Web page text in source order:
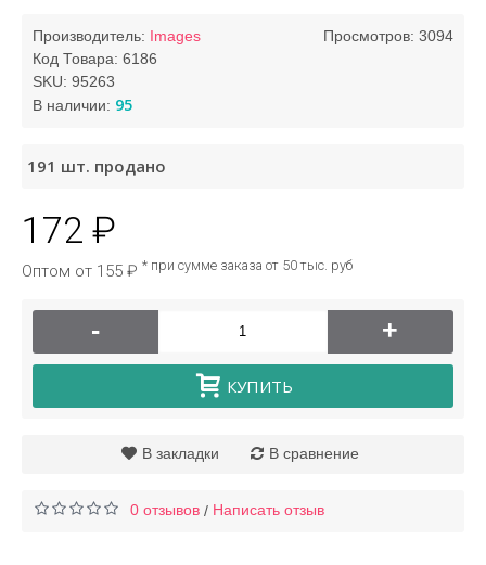
Просмотров: 3094
Производитель: Images
Код Товара: 6186
SKU: 95263
В наличии: 95
191 шт. продано
172 ₽
Оптом от 155 ₽ * при сумме заказа от 50 тыс. руб
- +
КУПИТЬ
В закладки В сравнение
0 отзывов / Написать отзыв